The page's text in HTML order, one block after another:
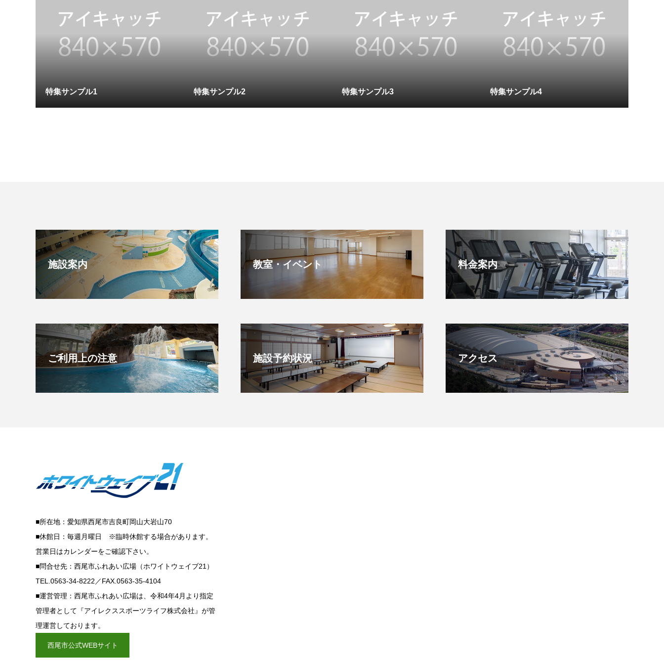
特集サンプル1 特集サンプル2 特集サンプル3 特集サンプル4
施設案内 教室・イベント 料金案内
ご利用上の注意 施設予約状況 アクセス
■所在地：愛知県西尾市吉良町岡山大岩山70
■休館日：毎週月曜日 ※臨時休館する場合があります。
営業日はカレンダーをご確認下さい。
■問合せ先：西尾市ふれあい広場（ホワイトウェイブ21）
TEL.0563-34-8222／FAX.0563-35-4104
■運営管理：西尾市ふれあい広場は、令和4年4月より指定
管理者として『アイレクススポーツライフ株式会社』が管
理運営しております。
西尾市公式WEBサイト